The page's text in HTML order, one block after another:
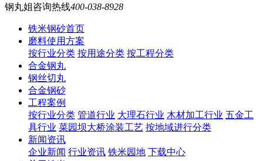
钢丸姐咨询热线400-038-8928
铁米钢砂首页
磨料使用方案
按行业分类 按用途分类 按工程分类
合金钢丸
钢丝切丸
合金钢砂
工程案例
按行业分类 管道行业 大理石行业 木材加工行业 五金工
具行业 菜园坝大桥涂装工艺 按地域进行分类
新闻资讯
企业新闻 行业资讯 铁米园地 下载中心